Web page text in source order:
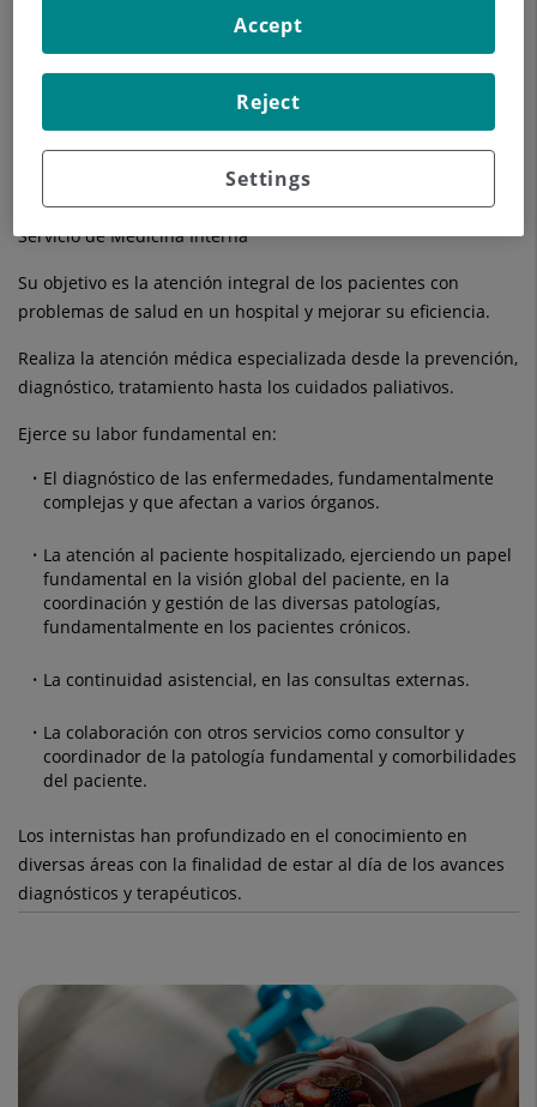
especialidad que trata las enfermedades "desde el interior
Valora y trata al paciente en su globalidad.
Prevención en todas sus fases, diagnóstico y tratamiento en el
Servicio de Medicina Interna
Su objetivo es la atención integral de los pacientes con
problemas de salud en un hospital y mejorar su eficiencia.
Realiza la atención médica especializada desde la prevención,
diagnóstico, tratamiento hasta los cuidados paliativos.
Ejerce su labor fundamental en:
El diagnóstico de las enfermedades, fundamentalmente
complejas y que afectan a varios órganos.
La atención al paciente hospitalizado, ejerciendo un papel
fundamental en la visión global del paciente, en la
coordinación y gestión de las diversas patologías,
fundamentalmente en los pacientes crónicos.
La continuidad asistencial, en las consultas externas.
La colaboración con otros servicios como consultor y
coordinador de la patología fundamental y comorbilidades
del paciente.
Los internistas han profundizado en el conocimiento en
diversas áreas con la finalidad de estar al día de los avances
diagnósticos y terapéuticos.
Settings
Reject
Accept